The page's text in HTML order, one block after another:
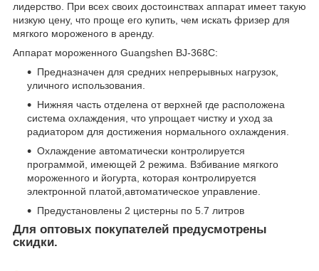
лидерство. При всех своих достоинствах аппарат имеет такую
низкую цену, что проще его купить, чем искать фризер для
мягкого мороженого в аренду.
Аппарат мороженного Guangshen BJ-368C:
Предназначен для средних непрерывных нагрузок,
уличного использования.
Нижняя часть отделена от верхней где расположена
система охлаждения, что упрощает чистку и уход за
радиатором для достижения нормального охлаждения.
Охлаждение автоматически контролируется
программой, имеющей 2 режима. Взбивание мягкого
мороженного и йогурта, которая контролируется
электронной платой,автоматическое управление.
Предустановлены 2 цистерны по 5.7 литров
Для оптовых покупателей предусмотрены
скидки.